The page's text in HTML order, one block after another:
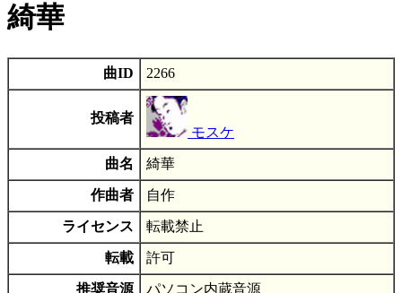
綺華
曲ID 2266
投稿者
モスケ
曲名 綺華
作曲者 自作
ライセンス 転載禁止
転載 許可
推奨音源 パソコン内蔵音源